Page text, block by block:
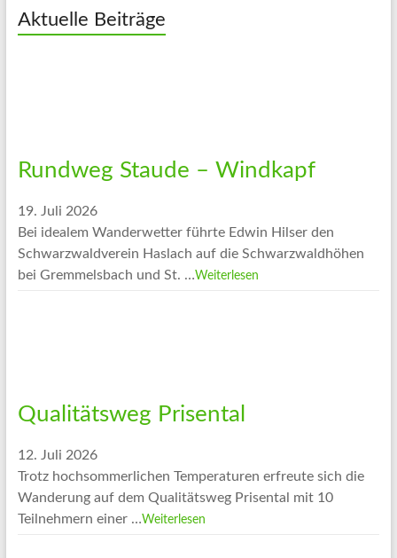
Aktuelle Beiträge
Rundweg Staude – Windkapf
19. Juli 2026
Bei idealem Wanderwetter führte Edwin Hilser den
Schwarzwaldverein Haslach auf die Schwarzwaldhöhen
bei Gremmelsbach und St. …Weiterlesen
Qualitätsweg Prisental
12. Juli 2026
Trotz hochsommerlichen Temperaturen erfreute sich die
Wanderung auf dem Qualitätsweg Prisental mit 10
Teilnehmern einer …Weiterlesen